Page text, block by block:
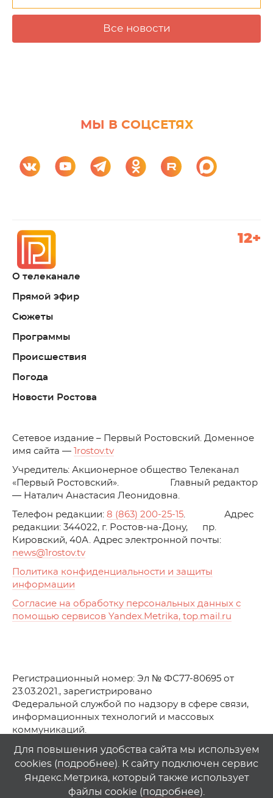
Все новости
МЫ В СОЦСЕТЯХ
О телеканале
Прямой эфир
Сюжеты
Программы
Происшествия
Погода
Новости Ростова
12+
Cетевое издание – Первый Ростовский. Доменное
имя сайта —
1rostov.tv
Учредитель: Акционерное общество Телеканал
«Первый Ростовский». Главный редактор
— Наталич Анастасия Леонидовна.
Телефон редакции: 8 (863) 200-25-15. Адрес
редакции: 344022, г. Ростов-на-Дону, пр.
Кировский, 40А. Адрес электронной почты:
news@1rostov.tv
Политика конфиденциальности и защиты
информации
Согласие на обработку персональных данных с
помощью сервисов Yandex.Metrika, top.mail.ru
Регистрационный номер: Эл № ФС77-80695 от
23.03.2021., зарегистрировано
Федеральной службой по надзору в сфере связи,
информационных технологий и массовых
коммуникаций.
© АО Телеканал «Первый Ростовский» (2021-2025)
Любое использование материалов сайта возможно
только при указании гиперссылки на1rostov.tv
Для повышения удобства сайта мы используем
cookies (подробнее). К сайту подключен сервис
Яндекс.Метрика, который также использует
файлы cookie (подробнее).